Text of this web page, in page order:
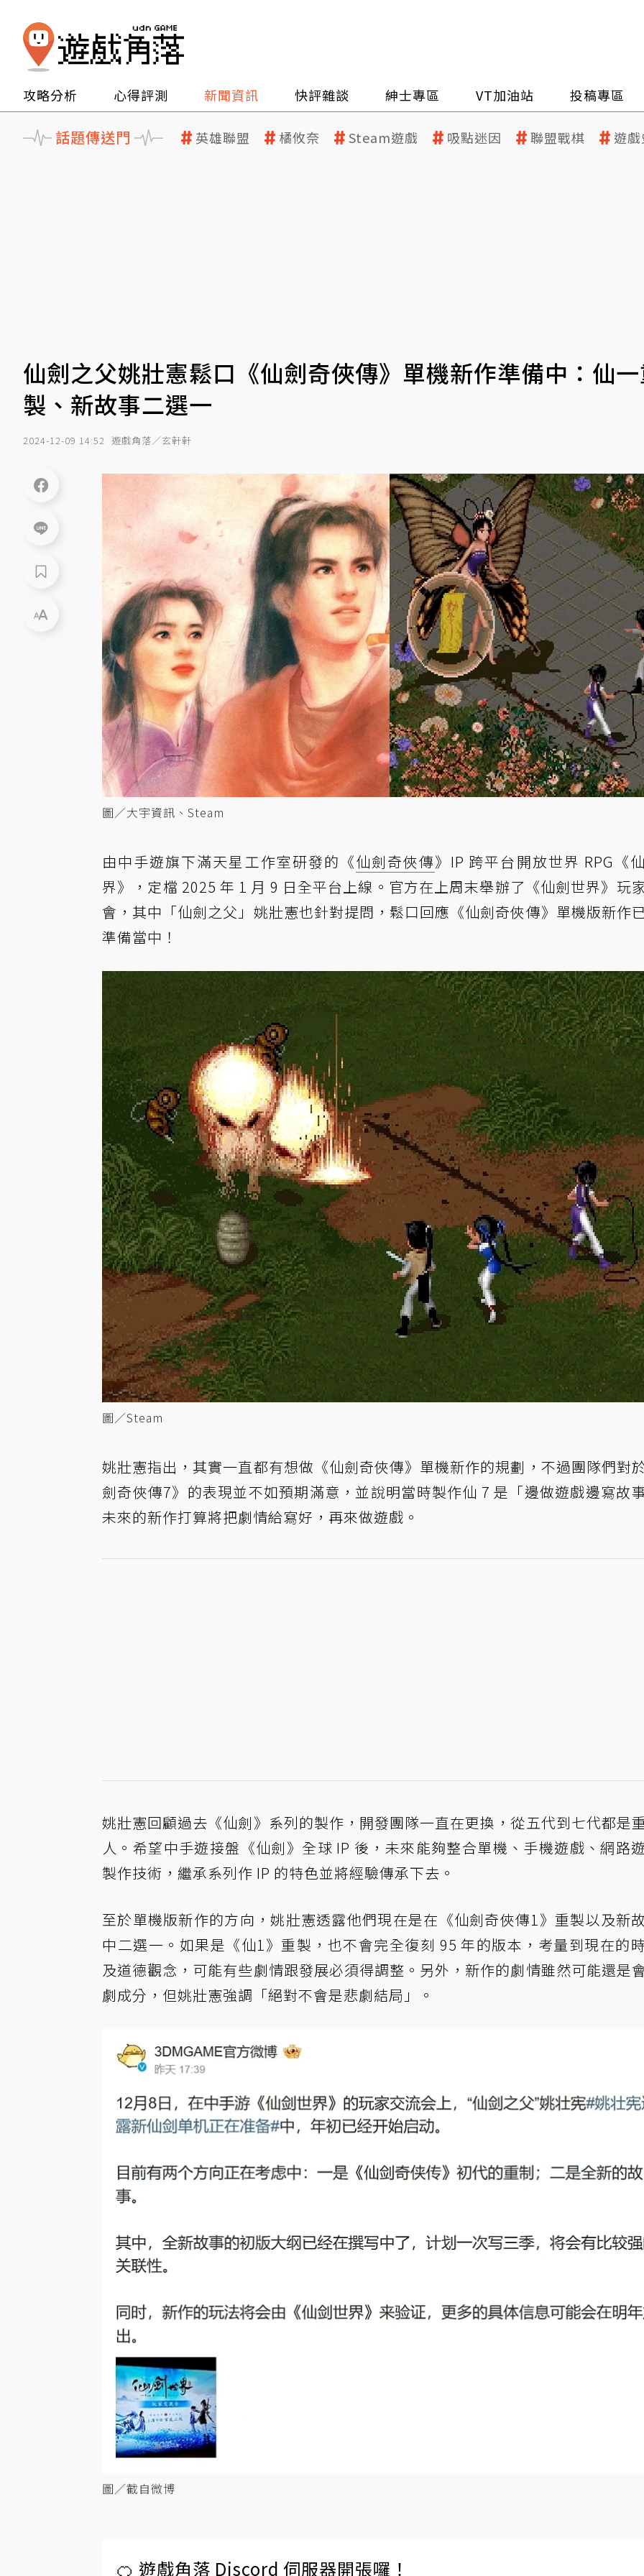
攻略分析 心得評測 新聞資訊 快評雜談 紳士專區 VT加油站 投稿專區
話題傳送門 英雄聯盟 橘攸奈 Steam遊戲 吸點迷因 聯盟戰棋 遊
仙劍之父姚壯憲鬆口《仙劍奇俠傳》單機新作準備中：仙
製、新故事二選一
2024-12-09 14:52 遊戲角落／玄軒軒
圖／大宇資訊、Steam
由中手遊旗下滿天星工作室研發的《仙劍奇俠傳》IP 跨平台開放世界 RPG《
界》，定檔 2025 年 1 月 9 日全平台上線。官方在上周末舉辦了《仙劍世界》玩
會，其中「仙劍之父」姚壯憲也針對提問，鬆口回應《仙劍奇俠傳》單機版新作
準備當中！
圖／Steam
姚壯憲指出，其實一直都有想做《仙劍奇俠傳》單機新作的規劃，不過團隊們對
劍奇俠傳7》的表現並不如預期滿意，並說明當時製作仙 7 是「邊做遊戲邊寫故
未來的新作打算將把劇情給寫好，再來做遊戲。
姚壯憲回顧過去《仙劍》系列的製作，開發團隊一直在更換，從五代到七代都是
人。希望中手遊接盤《仙劍》全球 IP 後，未來能夠整合單機、手機遊戲、網路
製作技術，繼承系列作 IP 的特色並將經驗傳承下去。
至於單機版新作的方向，姚壯憲透露他們現在是在《仙劍奇俠傳1》重製以及新
中二選一。如果是《仙1》重製，也不會完全復刻 95 年的版本，考量到現在的
及道德觀念，可能有些劇情跟發展必須得調整。另外，新作的劇情雖然可能還是
劇成分，但姚壯憲強調「絕對不會是悲劇結局」。
圖／截自微博
🍊 遊戲角落 Discord 伺服器開張囉！